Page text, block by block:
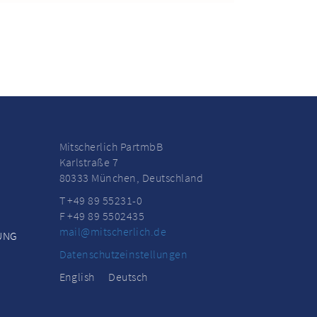
Mitscherlich PartmbB
Karlstraße 7
80333 München, Deutschland
T +49 89 55231-0
F +49 89 5502435
mail@mitscherlich.de
Datenschutzeinstellungen
English
Deutsch